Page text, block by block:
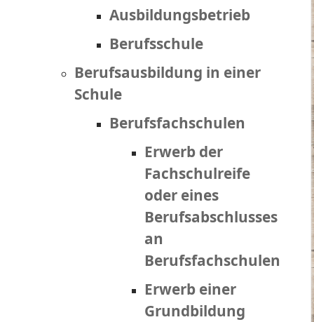
Ausbildungsbetrieb
Berufsschule
Berufsausbildung in einer
Schule
Berufsfachschulen
Erwerb der
Fachschulreife
oder eines
Berufsabschlusses
an
Berufsfachschulen
Erwerb einer
Grundbildung